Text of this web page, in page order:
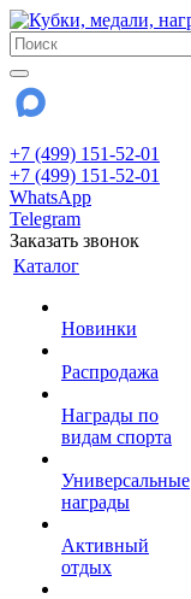
+7 (499) 151-52-01
+7 (499) 151-52-01
WhatsApp
Telegram
Заказать звонок
Каталог
Новинки
Распродажа
Награды по
видам спорта
Универсальные
награды
Активный
отдых